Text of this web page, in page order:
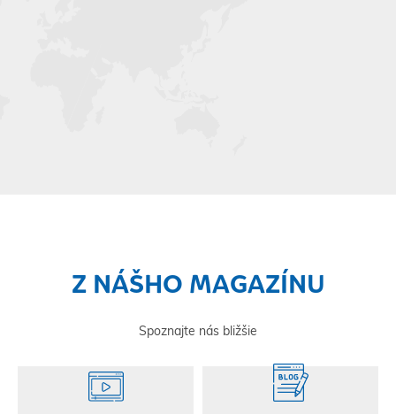
Z NÁŠHO MAGAZÍNU
Spoznajte nás bližšie